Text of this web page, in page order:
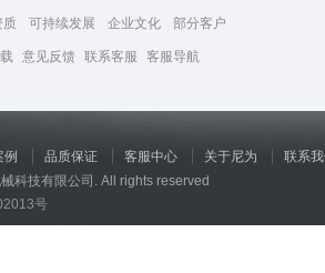
质 可持续发展 企业文化 部分客户
意见反馈 联系客服 客服导航
例 品质保证 客服中心 关于尼为
联系
科技有限公司. All rights reserved
号